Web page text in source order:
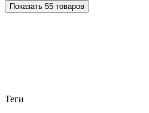
Показать 55 товаров
Теги